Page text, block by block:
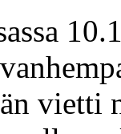
vietti